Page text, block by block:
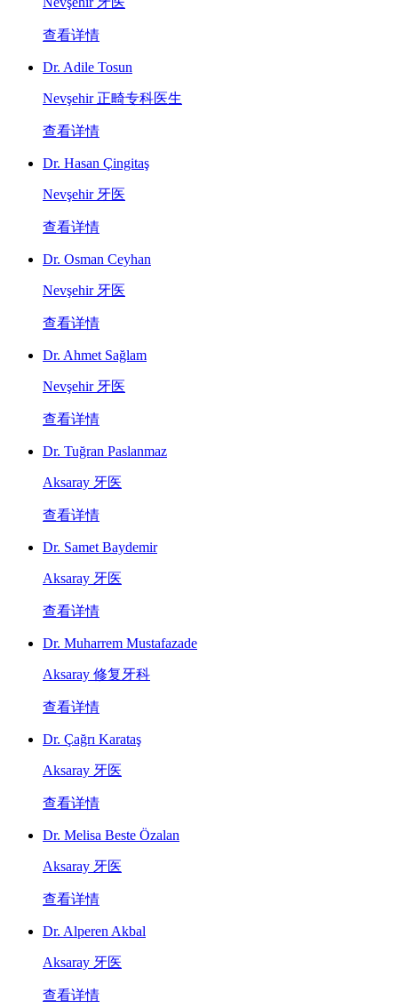
查看详情
Dr. Adile Tosun
Nevşehir 正畸专科医生
查看详情
Dr. Hasan Çingitaş
Nevşehir 牙医
查看详情
Dr. Osman Ceyhan
Nevşehir 牙医
查看详情
Dr. Ahmet Sağlam
Nevşehir 牙医
查看详情
Dr. Tuğran Paslanmaz
Aksaray 牙医
查看详情
Dr. Samet Baydemir
Aksaray 牙医
查看详情
Dr. Muharrem Mustafazade
Aksaray 修复牙科
查看详情
Dr. Çağrı Karataş
Aksaray 牙医
查看详情
Dr. Melisa Beste Özalan
Aksaray 牙医
查看详情
Dr. Alperen Akbal
Aksaray 牙医
查看详情